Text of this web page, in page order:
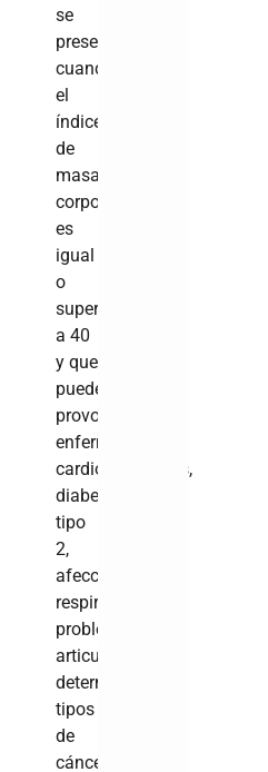
se
presenta
cuando
el
índice
de
masa
corporal
es
igual
o
superior
a 40
y que
puede
provocar
enfermedades
cardiovasculares,
diabetes
tipo
2,
afecciones
respiratorias,
problemas
articulares,
determinados
tipos
de
cáncer